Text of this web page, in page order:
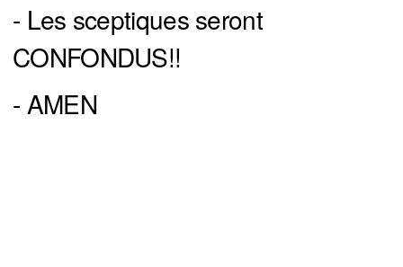
- Les sceptiques seront
CONFONDUS!!
- AMEN